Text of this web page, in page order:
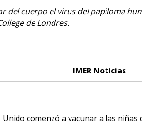
del cuerpo el virus del papiloma
de Londres.
IMER Noticias
comenzó a vacunar a las